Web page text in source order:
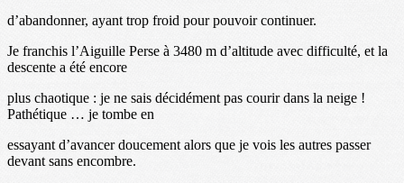
d’abandonner, ayant trop froid pour pouvoir continuer.
Je franchis l’Aiguille Perse à 3480 m d’altitude avec difficulté, et la
descente a été encore
plus chaotique : je ne sais décidément pas courir dans la neige !
Pathétique … je tombe en
essayant d’avancer doucement alors que je vois les autres passer
devant sans encombre.